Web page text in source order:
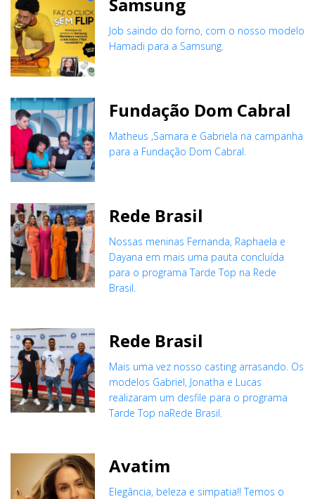
Job saindo do forno, com o nosso modelo
Hamadi para a Samsung.
Fundação Dom Cabral
Matheus ,Samara e Gabriela na campanha
para a Fundação Dom Cabral.
Rede Brasil
Nossas meninas Fernanda, Raphaela e
Dayana em mais uma pauta concluída
para o programa Tarde Top na Rede
Brasil.
Rede Brasil
Mais uma vez nosso casting arrasando. Os
modelos Gabriel, Jonatha e Lucas
realizaram um desfile para o programa
Tarde Top naRede Brasil.
Avatim
Elegância, beleza e simpatia!! Temos o